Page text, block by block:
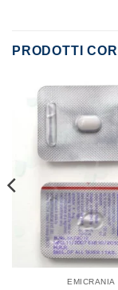
PRODOTTI
EMICRANIA